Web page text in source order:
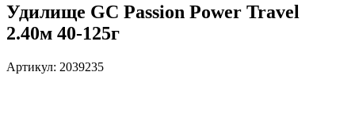
Удилище GC Passion Power Travel
2.40м 40-125г
Артикул: 2039235